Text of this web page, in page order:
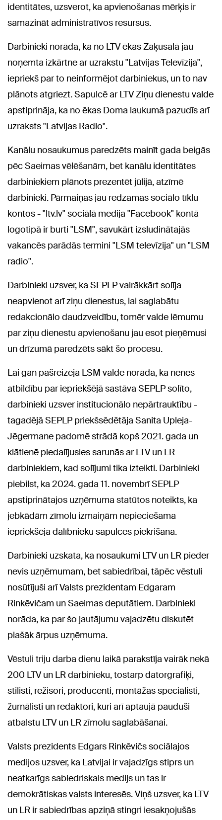
identitātes, uzsverot, ka apvienošanas mērķis ir
samazināt administratīvos resursus.
Darbinieki norāda, ka no LTV ēkas Zaķusalā jau
noņemta izkārtne ar uzrakstu "Latvijas Televīzija",
iepriekš par to neinformējot darbiniekus, un to nav
plānots atgriezt. Sapulcē ar LTV Ziņu dienestu valde
apstiprināja, ka no ēkas Doma laukumā pazudīs arī
uzraksts "Latvijas Radio".
Kanālu nosaukumus paredzēts mainīt gada beigās
pēc Saeimas vēlēšanām, bet kanālu identitātes
darbiniekiem plānots prezentēt jūlijā, atzīmē
darbinieki. Pārmaiņas jau redzamas sociālo tīklu
kontos - "ltv.lv" sociālā medija "Facebook" kontā
logotipā ir burti "LSM", savukārt izsludinātajās
vakancēs parādās termini "LSM televīzija" un "LSM
radio".
Darbinieki uzsver, ka SEPLP vairākkārt solīja
neapvienot arī ziņu dienestus, lai saglabātu
redakcionālo daudzveidību, tomēr valde lēmumu
par ziņu dienestu apvienošanu jau esot pieņēmusi
un drīzumā paredzēts sākt šo procesu.
Lai gan pašreizējā LSM valde norāda, ka nenes
atbildību par iepriekšējā sastāva SEPLP solīto,
darbinieki uzsver institucionālo nepārtrauktību -
tagadējā SEPLP priekšsēdētāja Sanita Upleja-
Jēgermane padomē strādā kopš 2021. gada un
klātienē piedalījusies sarunās ar LTV un LR
darbiniekiem, kad solījumi tika izteikti. Darbinieki
piebilst, ka 2024. gada 11. novembrī SEPLP
apstiprinātajos uzņēmuma statūtos noteikts, ka
jebkādām zīmolu izmaiņām nepieciešama
iepriekšēja dalībnieku sapulces piekrišana.
Darbinieki uzskata, ka nosaukumi LTV un LR pieder
nevis uzņēmumam, bet sabiedrībai, tāpēc vēstuli
nosūtījuši arī Valsts prezidentam Edgaram
Rinkēvičam un Saeimas deputātiem. Darbinieki
norāda, ka par šo jautājumu vajadzētu diskutēt
plašāk ārpus uzņēmuma.
Vēstuli triju darba dienu laikā parakstīja vairāk nekā
200 LTV un LR darbinieku, tostarp datorgrafiķi,
stilisti, režisori, producenti, montāžas speciālisti,
žurnālisti un redaktori, kuri arī aptaujā pauduši
atbalstu LTV un LR zīmolu saglabāšanai.
Valsts prezidents Edgars Rinkēvičs sociālajos
medijos uzsver, ka Latvijai ir vajadzīgs stiprs un
neatkarīgs sabiedriskais medijs un tas ir
demokrātiskas valsts interesēs. Viņš uzsver, ka LTV
un LR ir sabiedrības apziņā stingri iesakņojušās